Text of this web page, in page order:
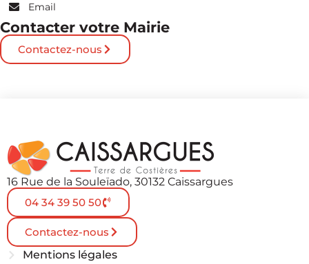
Email
Contacter votre Mairie
Contactez-nous
16 Rue de la Souleïado, 30132 Caissargues
04 34 39 50 50
Contactez-nous
Mentions légales